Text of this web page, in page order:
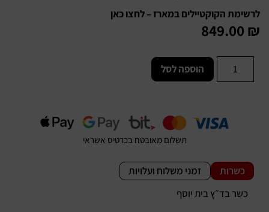
לרשימת הקוקטיילים במארז – לחצו כאן
849.00 ₪
הוספה לסל
תשלום מאובטח בכרטיס אשראי
כשרות
זמני משלוח ועלויות
כשר בד״ץ בית יוסף